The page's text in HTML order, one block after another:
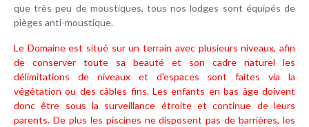
que très peu de moustiques, tous nos lodges sont équipés de
pièges anti-moustique.
Le Domaine est situé sur un terrain avec plusieurs niveaux, afin
de conserver toute sa beauté et son cadre naturel les
délimitations de niveaux et d'espaces sont faites via la
végétation ou des câbles fins. Les enfants en bas âge doivent
donc être sous la surveillance étroite et continue de leurs
parents. De plus les piscines ne disposent pas de barrières, les